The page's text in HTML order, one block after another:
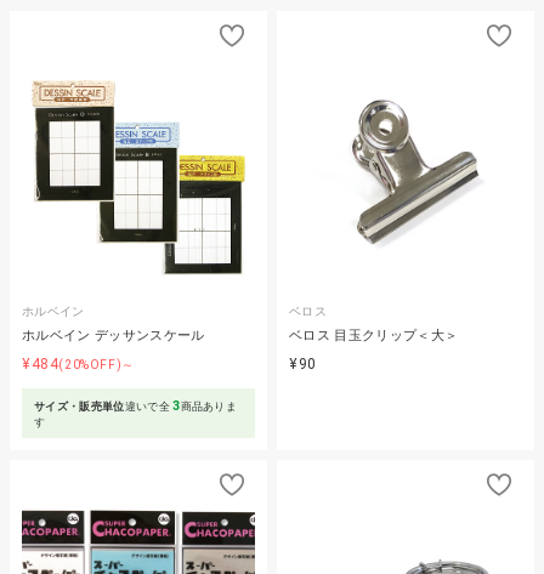
ホルベイン
ホルベイン デッサンスケール
¥484(20%OFF)～
サイズ・販売単位違いで全3商品ありま
す
ベロス
ベロス 目玉クリップ＜大＞
¥90